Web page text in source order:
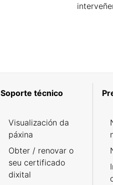
Soporte técnico
Visualización da
páxina
Obter / renovar o
seu certificado
dixital